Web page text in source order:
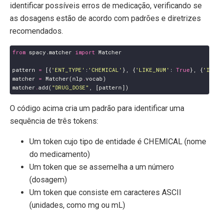
identificar possíveis erros de medicação, verificando se
as dosagens estão de acordo com padrões e diretrizes
recomendados.
from spacy.matcher import Matcher
pattern = [{ 'ENT_TYPE' : 'CHEMICAL' }, { 'LIKE_NUM' : True}, {
matcher = Matcher ( nlp .vocab )
matcher . add ( "DRUG_DOSE" , [pattern ])
O código acima cria um padrão para identificar uma
sequência de três tokens:
Um token cujo tipo de entidade é CHEMICAL (nome
do medicamento)
Um token que se assemelha a um número
(dosagem)
Um token que consiste em caracteres ASCII
(unidades, como mg ou mL)